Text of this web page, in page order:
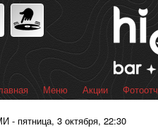
меню
Меню Акции
пятница, 3 октября, 22:30